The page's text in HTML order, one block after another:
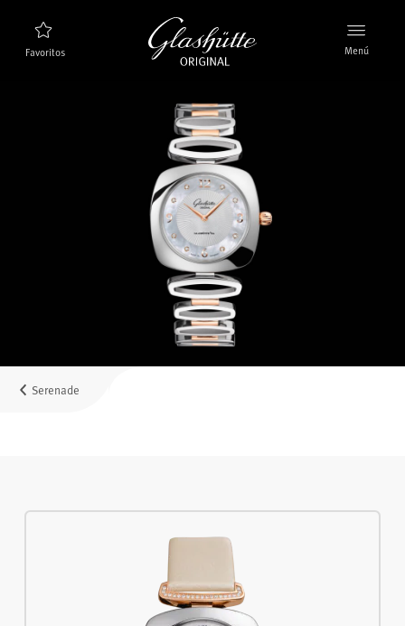
Favoritos Menú
Nuevos relojes
La marca Glashütte Original
Más información sobre la Manufactura
Boutiques y concesionarios
MyAccount
Serenade